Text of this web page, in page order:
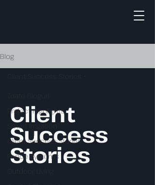
Blog
Project Highlights
Smart Irrigation
Client Success Stories
Fence Systems
Client
Success
Stories